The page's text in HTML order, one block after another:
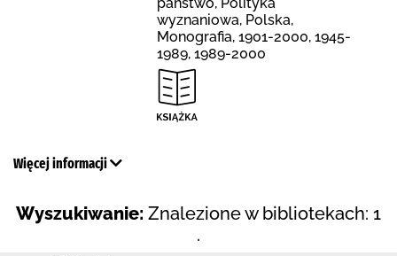
wyznaniowa, Polska,
Monografia, 1901-2000, 1945-
1989, 1989-2000
Więcej informacji
Wyszukiwanie: Znalezione w bibliotekach: 1
.